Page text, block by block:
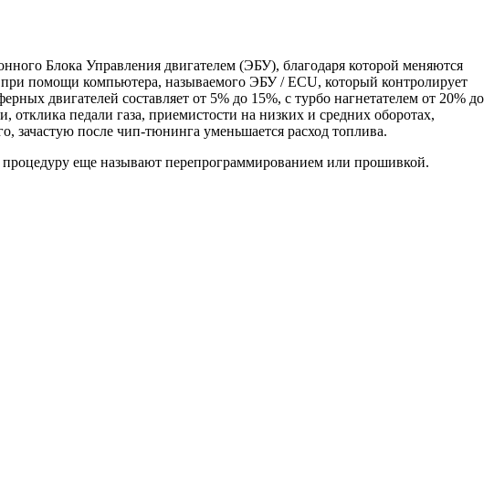
Блока Управления двигателем (ЭБУ), благодаря которой меняются
помощи компьютера, называемого ЭБУ / ECU, который контролирует
двигателей составляет от 5% до 15%, с турбо нагнетателем от 20% до
педали газа, приемистости на низких и средних оборотах,
зачастую после чип-тюнинга уменьшается расход топлива.
еще называют перепрограммированием или прошивкой.